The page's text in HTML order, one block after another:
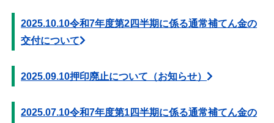
2025.10.10令和7年度第2四半期に係る通常補てん金の
交付について
2025.09.10押印廃止について（お知らせ）
2025.07.10令和7年度第1四半期に係る通常補てん金の